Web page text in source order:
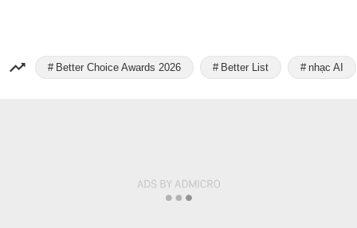
Better Choice Awards 2026 Better List nhạc AI